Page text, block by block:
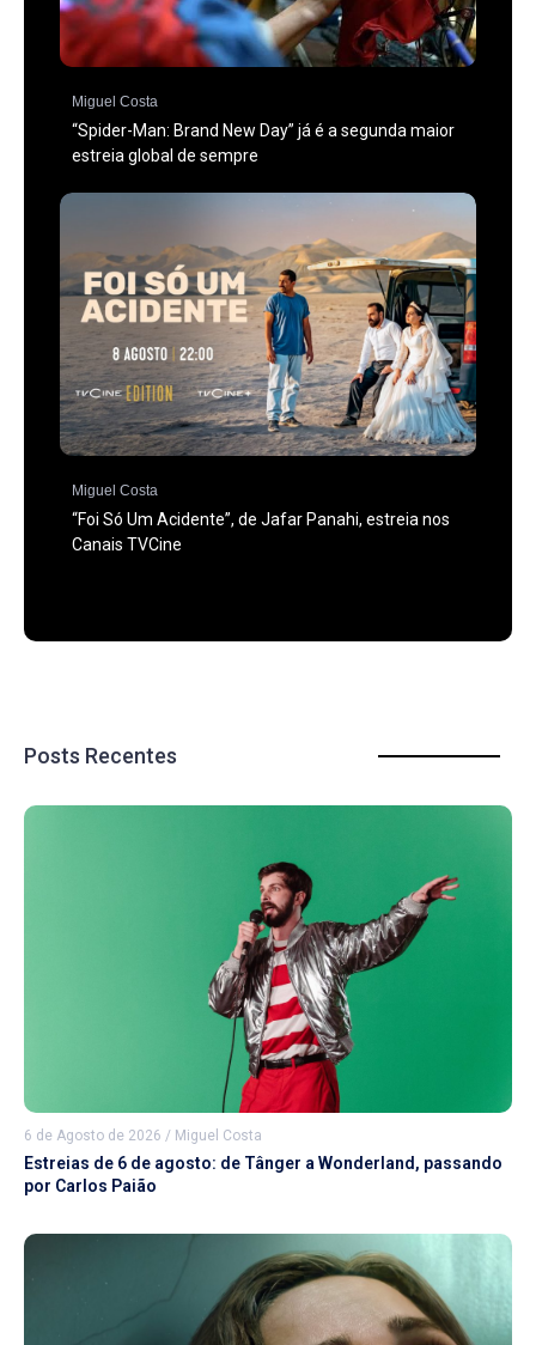
Miguel Costa
“Spider-Man: Brand New Day” já é a segunda maior
estreia global de sempre
Miguel Costa
“Foi Só Um Acidente”, de Jafar Panahi, estreia nos
Canais TVCine
Posts Recentes
6 de Agosto de 2026 / Miguel Costa
Estreias de 6 de agosto: de Tânger a Wonderland, passando
por Carlos Paião